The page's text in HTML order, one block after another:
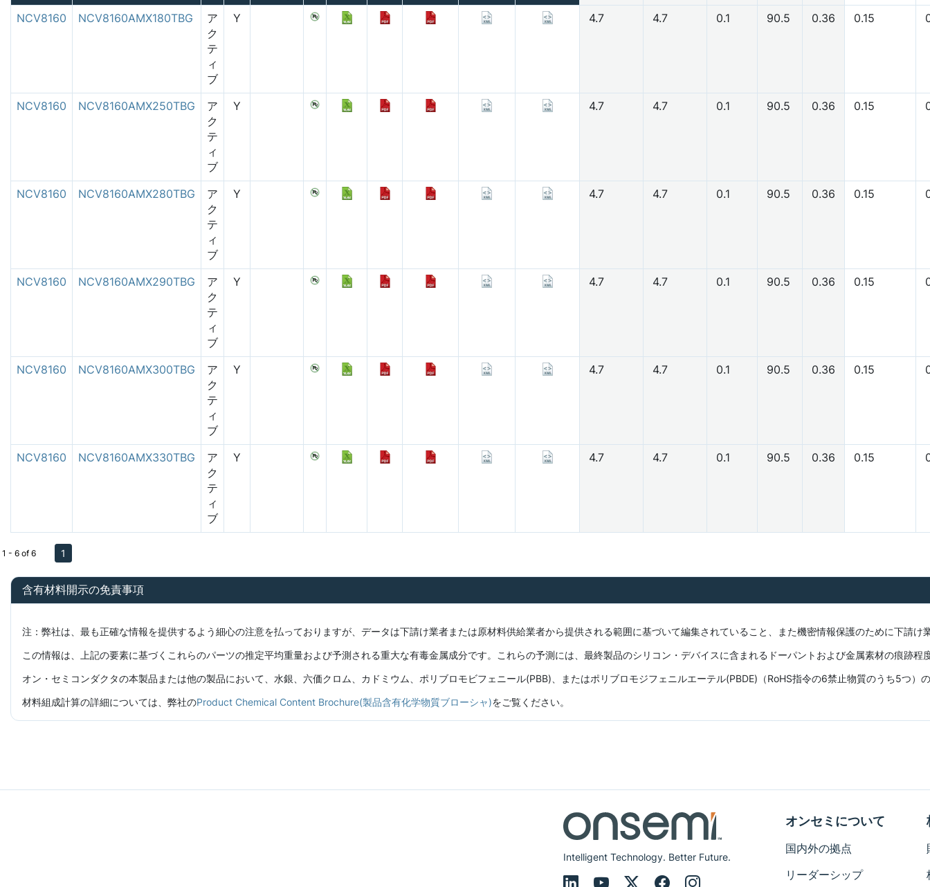
NCV8160
NCV8160AMX180TBG
ア
ク
テ
ィ
ブ
Y 4.7 4.7 0.1 90.5 0.36 0.15
NCV8160 NCV8160AMX250TBG
ア
ク
テ
ィ
ブ
Y 4.7 4.7 0.1 90.5 0.36 0.15
NCV8160 NCV8160AMX280TBG
ア
ク
テ
ィ
ブ
Y 4.7 4.7 0.1 90.5 0.36 0.15
NCV8160 NCV8160AMX290TBG
ア
ク
テ
ィ
ブ
Y 4.7 4.7 0.1 90.5 0.36 0.15
NCV8160 NCV8160AMX300TBG
ア
ク
テ
ィ
ブ
Y 4.7 4.7 0.1 90.5 0.36 0.15
NCV8160 NCV8160AMX330TBG
ア
ク
テ
ィ
ブ
Y 4.7 4.7 0.1 90.5 0.36 0.15
1 - 6 of 6 1
含有材料開示の免責事項
注：弊社は、最も正確な情報を提供するよう細心の注意を払っておりますが、データは下請け業者または原材料供給業者から提供される範囲に基づいて編集されていること、また機密情報保護のために下
この情報は、上記の要素に基づくこれらのパーツの推定平均重量および予測される重大な有毒金属成分です。これらの予測には、最終製品のシリコン・デバイスに含まれるドーパントおよび金属素材の痕跡程
オン・セミコンダクタの本製品または他の製品において、水銀、六価クロム、カドミウム、ポリブロモビフェニール(PBB)、またはポリブロモジフェニルエーテル(PBDE)（RoHS指令の6禁止物質のうち5つ
材料組成計算の詳細については、弊社のProduct Chemical Content Brochure(製品含有化学物質ブローシャ)をご覧ください。
Intelligent Technology. Better Future.
オンセミについて
国内外の拠点
リーダーシップ